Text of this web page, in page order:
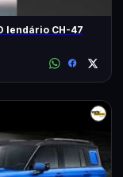
lendário CH-47